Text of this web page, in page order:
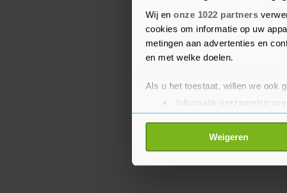
Wij en onze 1022 partners
cookies om informatie op uw
metingen aan advertenties en
en met welke doelen.
Als u het toestaat, willen we ook
Informatie verzamelen
Uw apparaat identificeren
Lees meer over hoe uw
toestemming op elk moment
Weigeren
die hij al heeft
en klokkenluider nu als
Australië.